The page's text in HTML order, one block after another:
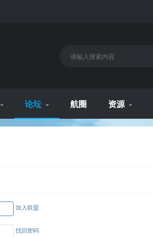
论坛 航圈 资源
加入联盟
找回密码